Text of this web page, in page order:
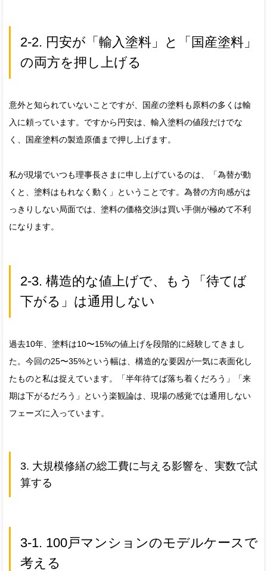
2-2. 円安が「輸入塗料」と「国産塗料」
の両方を押し上げる
意外と知られていないことですが、国産の塗料も原料の多くは輸
入に頼っています。ですから円安は、輸入塗料の値段だけでな
く、国産塗料の製造原価まで押し上げます。
私が現場でいつも理事長さまに申し上げているのは、「為替が動
くと、塗料はもれなく動く」ということです。為替の方向感がは
っきりしない局面では、塗料の価格交渉は買い手側が極めて不利
になります。
2-3. 構造的な値上げで、もう「待てば
下がる」は通用しない
過去10年、塗料は10〜15%の値上げを段階的に経験してきまし
た。今回の25〜35%という幅は、構造的な要因が一気に表面化し
たものと私は捉えています。「半年待てば落ち着くだろう」「来
期は下がるだろう」という楽観論は、現場の感覚では通用しない
フェーズに入っています。
3. 大規模修繕の総工費に与える影響を、実数で試
算する
3-1. 100戸マンションのモデルケースで
考える